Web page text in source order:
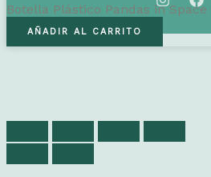
Botella Plástico Pandas in
AÑADIR AL CARRITO